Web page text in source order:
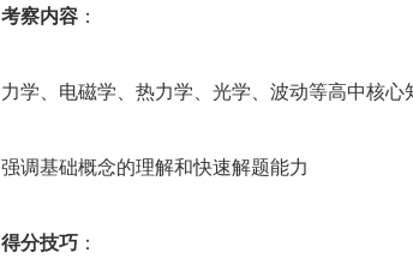
考察内容 ：
力学、电磁学、热力学、光学、波动等高中核心
强调基础概念的理解和快速解题能力
得分技巧 ：